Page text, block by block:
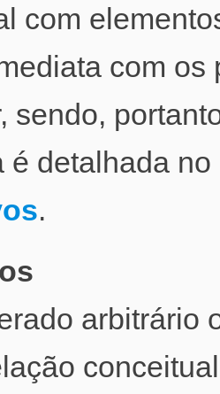
com
com
sendo,
é detalhada
.
arbitrário